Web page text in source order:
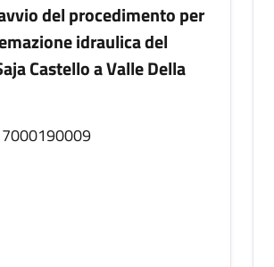
del procedimento per
idraulica del
Castello a Valle Della